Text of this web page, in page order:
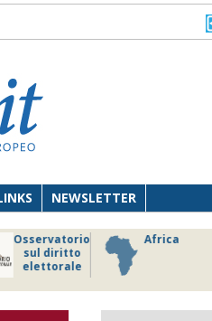
NEWSLETTER
sul diritto
elettorale
Africa